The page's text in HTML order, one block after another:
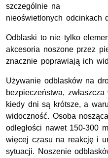
szczególnie na
nieoświetlonych odcinkach
Odblaski to nie tylko
akcesoria noszone przez
znacznie poprawiają ich
Używanie odblasków na
bezpieczeństwa,
kiedy dni są krótsze, a
widoczność. Osoba
odległości nawet 150-300
więcej czasu na reakcję i
sytuacji. Noszenie